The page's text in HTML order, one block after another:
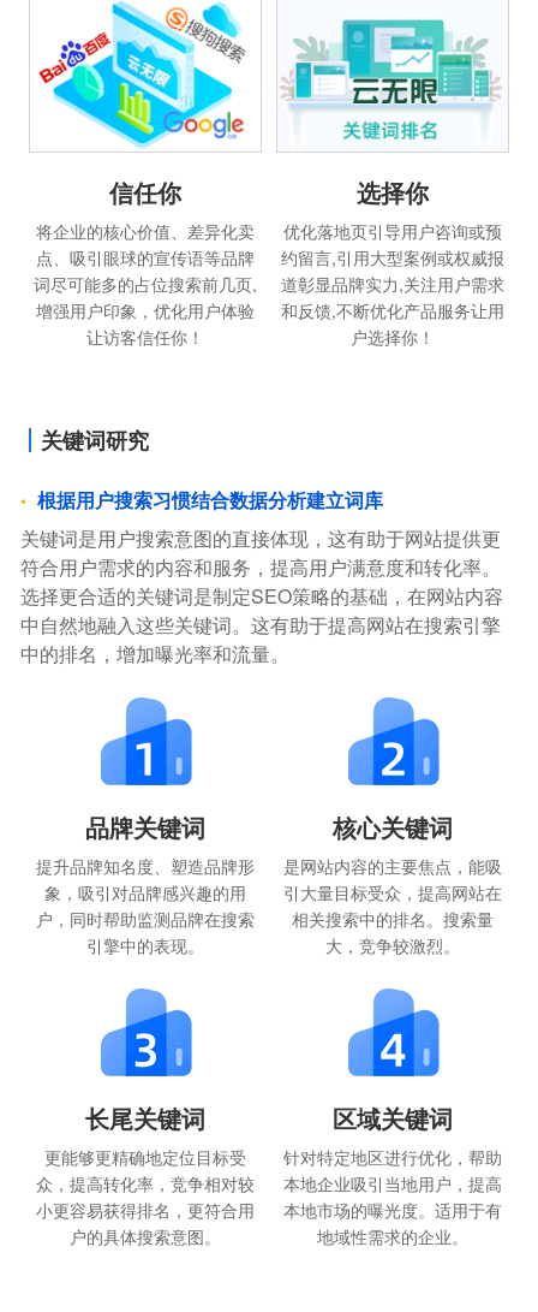
信任你
将企业的核心价值、差异化卖
点、吸引眼球的宣传语等品牌
词尽可能多的占位搜索前几页,
增强用户印象，优化用户体验
让访客信任你！
选择你
优化落地页引导用户咨询或预
约留言,引用大型案例或权威报
道彰显品牌实力,关注用户需求
和反馈,不断优化产品服务让用
户选择你！
关键词研究
根据用户搜索习惯结合数据分析建立词库
关键词是用户搜索意图的直接体现，这有助于网站提供更
符合用户需求的内容和服务，提高用户满意度和转化率。
选择更合适的关键词是制定SEO策略的基础，在网站内容
中自然地融入这些关键词。这有助于提高网站在搜索引擎
中的排名，增加曝光率和流量。
品牌关键词
提升品牌知名度、塑造品牌形
象，吸引对品牌感兴趣的用
户，同时帮助监测品牌在搜索
引擎中的表现。
核心关键词
是网站内容的主要焦点，能吸
引大量目标受众，提高网站在
相关搜索中的排名。搜索量
大，竞争较激烈。
长尾关键词
更能够更精确地定位目标受
众，提高转化率，竞争相对较
小更容易获得排名，更符合用
户的具体搜索意图。
区域关键词
针对特定地区进行优化，帮助
本地企业吸引当地用户，提高
本地市场的曝光度。适用于有
地域性需求的企业。